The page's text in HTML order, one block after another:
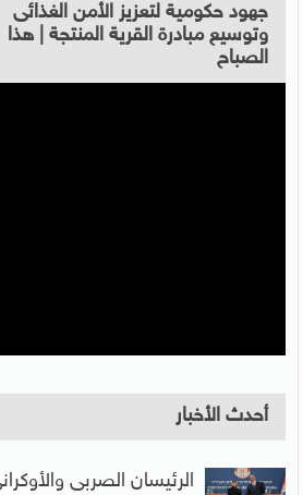
جهود حكومية لتعزيز الأمن الغذائى
وتوسيع مبادرة القرية المنتجة | هذا
الصباح
أحدث الأخبار
الرئيسان الصربى